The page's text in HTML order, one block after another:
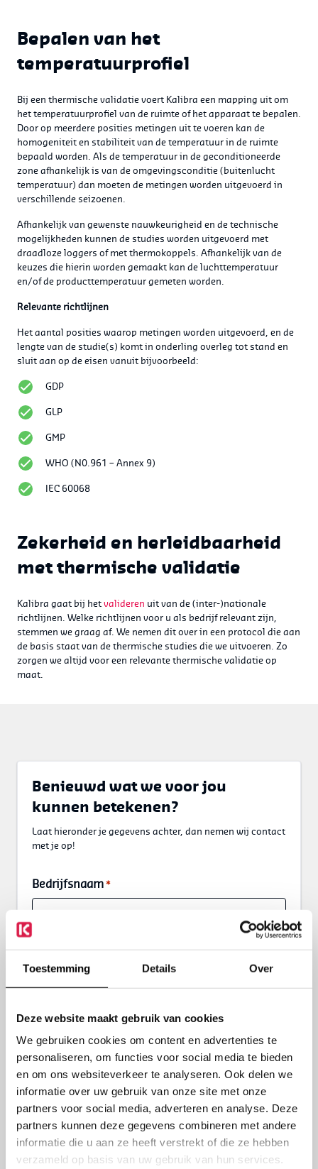
Toestemming Details Over
Deze website maakt gebruik van cookies
We gebruiken cookies om content en advertenties te
personaliseren, om functies voor social media te bieden
en om ons websiteverkeer te analyseren. Ook delen we
informatie over uw gebruik van onze site met onze
partners voor social media, adverteren en analyse. Deze
partners kunnen deze gegevens combineren met andere
informatie die u aan ze heeft verstrekt of die ze hebben
verzameld op basis van uw gebruik van hun services.
Bepalen van het
temperatuurprofiel
Bij een thermische validatie voert Kalibra een mapping uit om
het temperatuurprofiel van de ruimte of het apparaat te bepalen.
Door op meerdere posities metingen uit te voeren kan de
homogeniteit en stabiliteit van de temperatuur in de ruimte
bepaald worden. Als de temperatuur in de geconditioneerde
zone afhankelijk is van de omgevingsconditie (buitenlucht
temperatuur) dan moeten de metingen worden uitgevoerd in
verschillende seizoenen.
Afhankelijk van gewenste nauwkeurigheid en de technische
mogelijkheden kunnen de studies worden uitgevoerd met
draadloze loggers of met thermokoppels. Afhankelijk van de
keuzes die hierin worden gemaakt kan de luchttemperatuur
en/of de producttemperatuur gemeten worden.
Relevante richtlijnen
Het aantal posities waarop metingen worden uitgevoerd, en de
lengte van de studie(s) komt in onderling overleg tot stand en
sluit aan op de eisen vanuit bijvoorbeeld:
GDP
GLP
GMP
WHO (N0.961 – Annex 9)
IEC 60068
Zekerheid en herleidbaarheid
met thermische validatie
Kalibra gaat bij hetvalideren uit van de (inter-)nationale
richtlijnen. Welke richtlijnen voor u als bedrijf relevant zijn,
stemmen we graag af. We nemen dit over in een protocol die aan
de basis staat van de thermische studies die we uitvoeren. Zo
zorgen we altijd voor een relevante thermische validatie op
maat.
Benieuwd wat we voor jou
kunnen betekenen?
Laat hieronder je gegevens achter, dan nemen wij contact
met je op!
Bedrijfsnaam *
E-mailadres